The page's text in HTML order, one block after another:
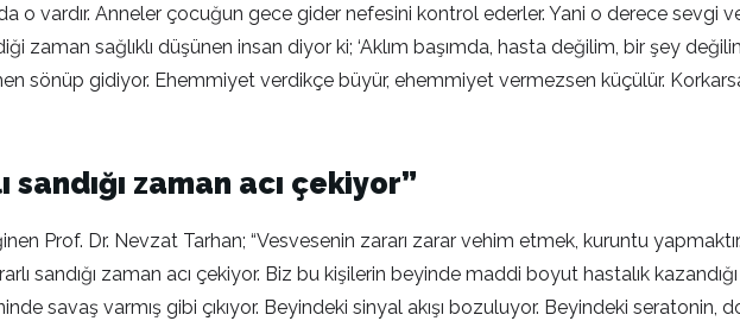
o vardır. Anneler çocuğun gece gider nefesini kontrol ederler. Yani o derece sevgi
zaman sağlıklı düşünen insan diyor ki; ‘Aklım başımda, hasta değilim, bir şey
sönüp gidiyor. Ehemmiyet verdikçe büyür, ehemmiyet vermezsen küçülür.
zaman acı çekiyor”
Prof. Dr. Nevzat Tarhan; “Vesvesenin zararı zarar vehim etmek, kuruntu
sandığı zaman acı çekiyor. Biz bu kişilerin beyinde maddi boyut hastalık
savaş varmış gibi çıkıyor. Beyindeki sinyal akışı bozuluyor. Beyindeki